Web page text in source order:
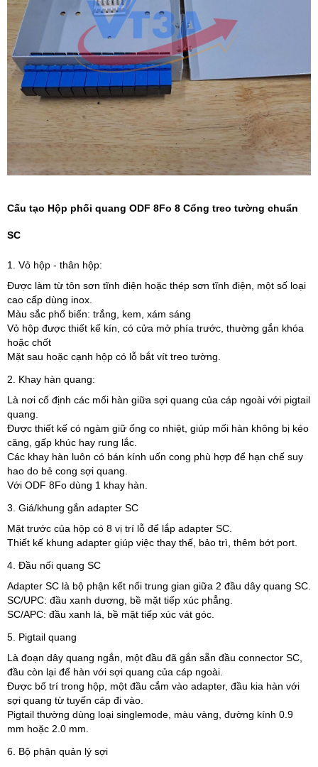
Cấu tạo Hộp phối quang ODF 8Fo 8 Cổng treo tường chuẩn
SC
1. Vỏ hộp - thân hộp:
Được làm từ tôn sơn tĩnh điện hoặc thép sơn tĩnh điện, một số loại
cao cấp dùng inox.
Màu sắc phổ biến: trắng, kem, xám sáng
Vỏ hộp được thiết kế kín, có cửa mở phía trước, thường gắn khóa
hoặc chốt
Mặt sau hoặc cạnh hộp có lỗ bắt vít treo tường.
2. Khay hàn quang:
Là nơi cố định các mối hàn giữa sợi quang của cáp ngoài với pigtail
quang.
Được thiết kế có ngàm giữ ống co nhiệt, giúp mối hàn không bị kéo
căng, gấp khúc hay rung lắc.
Các khay hàn luôn có bán kính uốn cong phù hợp để hạn chế suy
hao do bẻ cong sợi quang.
Với ODF 8Fo dùng 1 khay hàn.
3. Giá/khung gắn adapter SC
Mặt trước của hộp có 8 vị trí lỗ để lắp adapter SC.
Thiết kế khung adapter giúp việc thay thế, bảo trì, thêm bớt port.
4. Đầu nối quang SC
Adapter SC là bộ phận kết nối trung gian giữa 2 đầu dây quang SC.
SC/UPC: đầu xanh dương, bề mặt tiếp xúc phẳng.
SC/APC: đầu xanh lá, bề mặt tiếp xúc vát góc.
5. Pigtail quang
Là đoạn dây quang ngắn, một đầu đã gắn sẵn đầu connector SC,
đầu còn lại để hàn với sợi quang của cáp ngoài.
Được bố trí trong hộp, một đầu cắm vào adapter, đầu kia hàn với
sợi quang từ tuyến cáp đi vào.
Pigtail thường dùng loại singlemode, màu vàng, đường kính 0.9
mm hoặc 2.0 mm.
6. Bộ phận quản lý sợi